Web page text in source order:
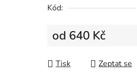
Kód:
od 640 Kč
Tisk
Zeptat se